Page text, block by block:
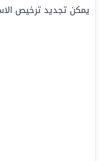
يمكن تجديد ترخيص